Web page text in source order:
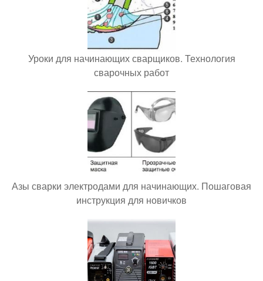
Уроки для начинающих сварщиков. Технология
сварочных работ
Азы сварки электродами для начинающих. Пошаговая
инструкция для новичков